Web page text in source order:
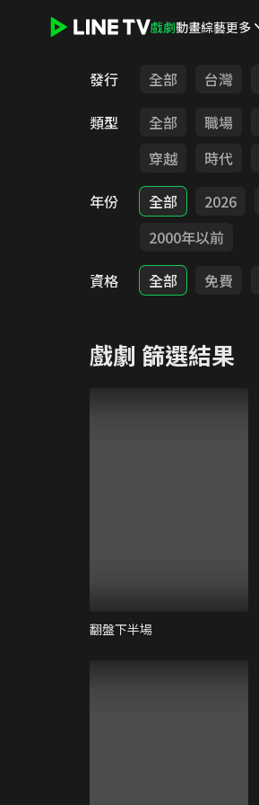
戲劇動畫綜藝更多
發行 全部 台灣
類型
全部 職場
穿越
時代
年份
全部 2026
2000年以前
資格
全部 免費
戲劇 篩選結果
翻盤下半場